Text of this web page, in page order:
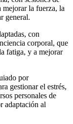
mejorar la fuerza, la
general.
con
corporal, que
fatiga, y a mejorar
por
gestionar el estrés,
personales de
adaptación al